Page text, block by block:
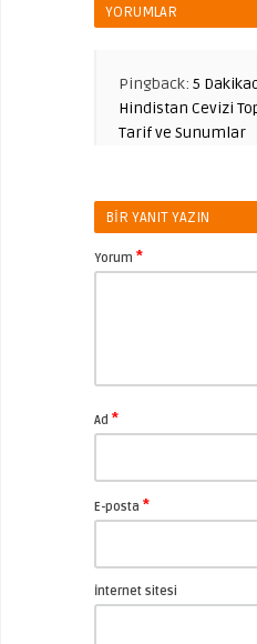
YORUMLAR
Pingback: 5
Hindistan Cevizi
Tarif ve Sunumlar
BIR YANIT YAZIN
Yorum *
Ad *
E-posta *
İnternet sitesi